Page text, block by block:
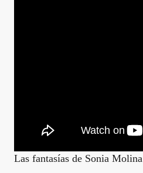
Las fantasías de Sonia Molina